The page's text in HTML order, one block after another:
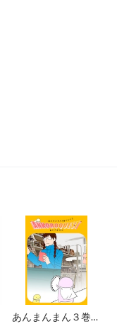
あんまんまん３巻り